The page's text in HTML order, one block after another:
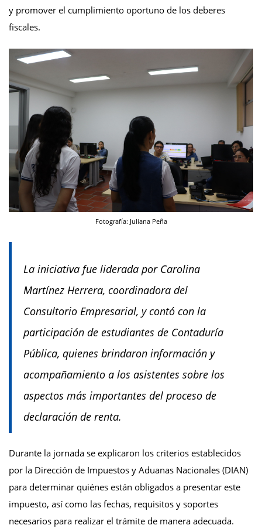
y promover el cumplimiento oportuno de los deberes
fiscales.
Fotografía: Juliana Peña
La iniciativa fue liderada por Carolina
Martínez Herrera, coordinadora del
Consultorio Empresarial, y contó con la
participación de estudiantes de Contaduría
Pública, quienes brindaron información y
acompañamiento a los asistentes sobre los
aspectos más importantes del proceso de
declaración de renta.
Durante la jornada se explicaron los criterios establecidos
por la Dirección de Impuestos y Aduanas Nacionales (DIAN)
para determinar quiénes están obligados a presentar este
impuesto, así como las fechas, requisitos y soportes
necesarios para realizar el trámite de manera adecuada.